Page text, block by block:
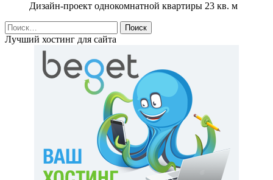
Дизайн-проект однокомнатной квартиры 23 кв. м
Найти:
Лучший хостинг для сайта